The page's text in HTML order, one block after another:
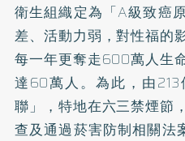
衛生組織定為「A級致癌
差、活動力弱，對性福的
每一年更奪走600萬人生
達60萬人。為此，由
聯」，特地在六三禁煙節
查及通過菸害防制相關法